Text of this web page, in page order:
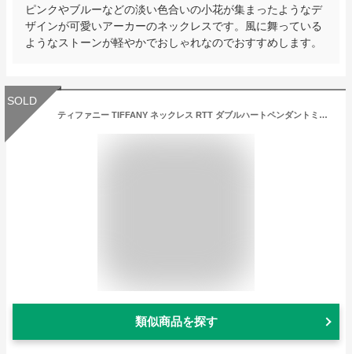
ピンクやブルーなどの淡い色合いの小花が集まったようなデ
ザインが可愛いアーカーのネックレスです。風に舞っている
ようなストーンが軽やかでおしゃれなのでおすすめします。
SOLD
ティファニー TIFFANY ネックレス RTT ダブルハートペンダントミニ 22309277 K18イエローゴールド
類似商品を探す